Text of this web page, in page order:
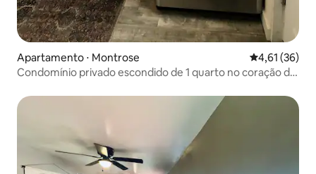
Apartamento ⋅ Montrose 4,61 de uma
4,61 (36)
Condomínio privado escondido de 1 quarto no coração do